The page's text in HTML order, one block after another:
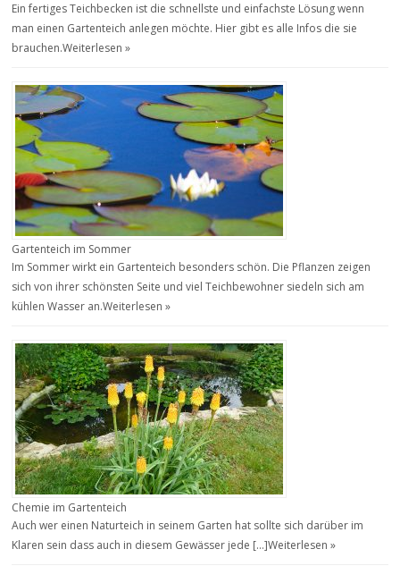
Ein fertiges Teichbecken ist die schnellste und einfachste Lösung wenn
man einen Gartenteich anlegen möchte. Hier gibt es alle Infos die sie
brauchen.Weiterlesen »
Gartenteich im Sommer
Im Sommer wirkt ein Gartenteich besonders schön. Die Pflanzen zeigen
sich von ihrer schönsten Seite und viel Teichbewohner siedeln sich am
kühlen Wasser an.Weiterlesen »
Chemie im Gartenteich
Auch wer einen Naturteich in seinem Garten hat sollte sich darüber im
Klaren sein dass auch in diesem Gewässer jede […]Weiterlesen »